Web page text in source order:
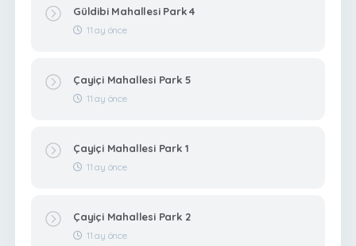
Güldibi Mahallesi Park 4
11 ay önce
Çayiçi Mahallesi Park 5
11 ay önce
Çayiçi Mahallesi Park 1
11 ay önce
Çayiçi Mahallesi Park 2
11 ay önce